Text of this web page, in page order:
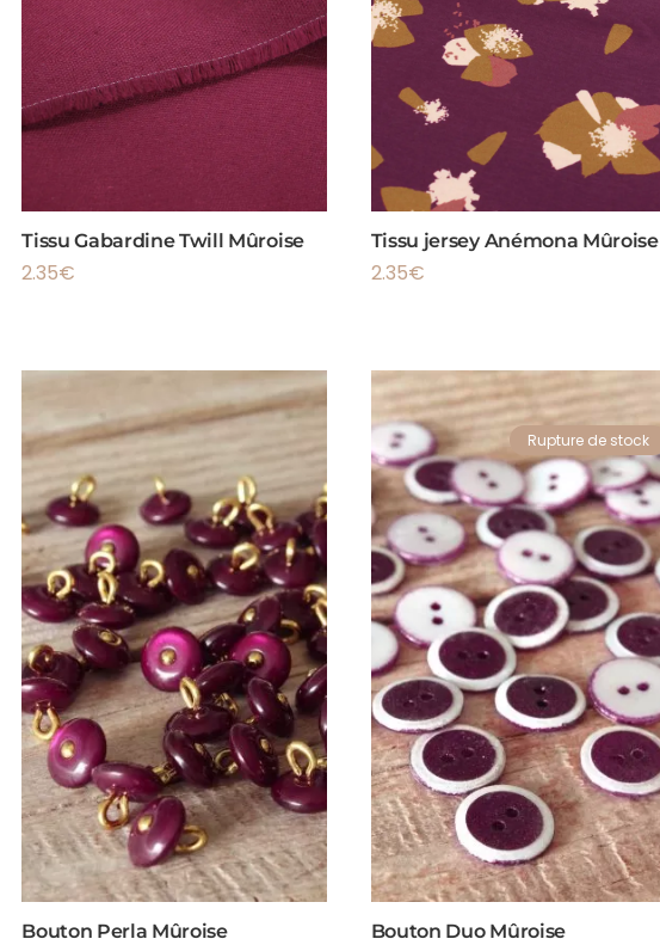
Tissu Gabardine Twill Mûroise
2.35€
Tissu jersey Anémona Mûroise
2.35€
Bouton Perla Mûroise
Rupture de stock
Bouton Duo Mûroise